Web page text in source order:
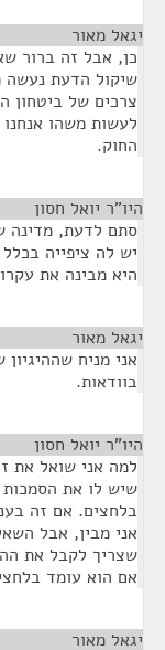
יגאל מאור
כן, אבל זה ברור
שיקול הדעת נעשה
צרכים של ביטחון
לעשות משהו
החוק.
היו"ר יואל חסון
סתם לדעת, מדינה
יש לה ציפייה
היא מבינה את
יגאל מאור
אני מניח
בוודאות.
היו"ר יואל חסון
למה אני שואל את
שיש לו את
בלחצים. אם זה
אני מבין, אבל
שצריך לקבל את
אם הוא עומד
יגאל מאור